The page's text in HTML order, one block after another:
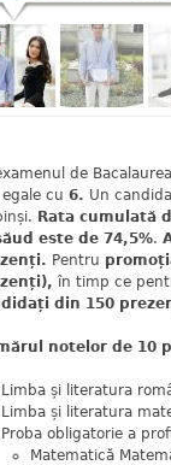
de
cu 6. Un
Rata cumulată
este de 74,5%.
Pentru
în timp ce
din 150
notelor de 10
Limba și literatura
Limba și literatura
Proba obligatorie a
Matematică